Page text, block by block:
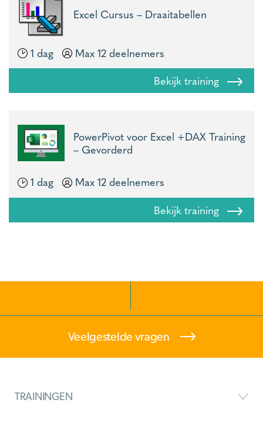
Excel Cursus – Draaitabellen
1 dag
Max 12 deelnemers
Bekijk training
PowerPivot voor Excel +DAX Training
– Gevorderd
1 dag
Max 12 deelnemers
Bekijk training
Veelgestelde vragen
TRAININGEN